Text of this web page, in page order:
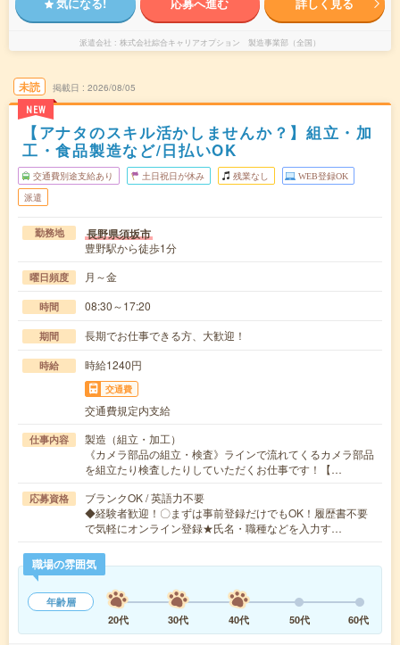
気になる! 応募へ進む 詳しく見る
派遣会社 株式会社綜合キャリアオプション 製造事業部（全国）
未読
NEW
掲載日 2026/08/05
【アナタのスキル活かしませんか？】組立・加
工・食品製造など/日払いOK
交通費別途支給あり 土日祝日が休み 残業なし WEB登録OK
派遣
勤務地 長野県須坂市
豊野駅から徒歩1分
曜日頻度 月～金
時間 08:30～17:20
期間 長期でお仕事できる方、大歓迎！
時給 時給1240円
交通費
交通費規定内支給
仕事内容
製造（組立・加工）
《カメラ部品の組立・検査》ラインで流れてくるカメラ部品
を組立たり検査したりしていただくお仕事です！【…
応募資格
ブランクOK / 英語力不要
◆経験者歓迎！〇まずは事前登録だけでもOK！履歴書不要
で気軽にオンライン登録★氏名・職種などを入力す…
職場の雰囲気
年齢層
20代
30代 40代 50代 60代